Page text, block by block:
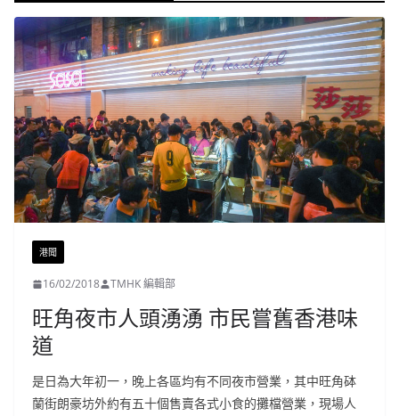
港聞
16/02/2018 TMHK 編輯部
旺角夜市人頭湧湧 市民嘗舊香港味
道
是日為大年初一，晚上各區均有不同夜市營業，其中旺角砵
蘭街朗豪坊外約有五十個售賣各式小食的攤檔營業，現場人